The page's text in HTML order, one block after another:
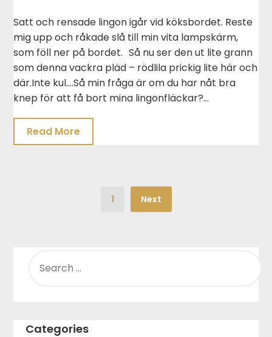
Satt och rensade lingon igår vid köksbordet. Reste
mig upp och råkade slå till min vita lampskärm,
som föll ner på bordet. Så nu ser den ut lite grann
som denna vackra pläd – rödlila prickig lite här och
där.Inte kul….Så min fråga är om du har nåt bra
knep för att få bort mina lingonfläckar?…
Read More
1 Next
FOR:
Categories